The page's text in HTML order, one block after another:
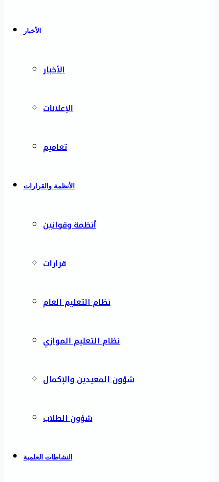
الأخبار
الأخبار
الإعلانات
تعاميم
الأنظمة والقرارات
أنظمة وقوانين
قرارات
نظام التعليم العام
نظام التعليم الموازي
شؤون المعيدين والإكمال
شؤون الطلاب
النشاطات العلمية